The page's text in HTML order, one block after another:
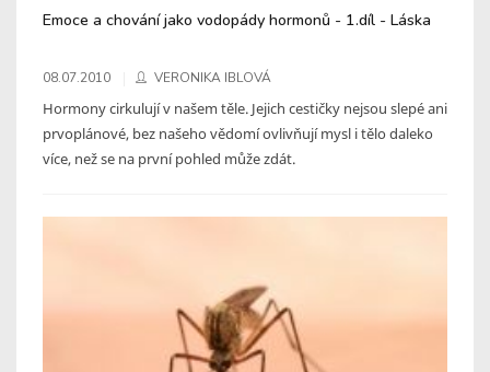
Emoce a chování jako vodopády hormonů - 1.díl - Láska
08.07.2010 VERONIKA IBLOVÁ
Hormony cirkulují v našem těle. Jejich cestičky nejsou slepé ani
prvoplánové, bez našeho vědomí ovlivňují mysl i tělo daleko
více, než se na první pohled může zdát.